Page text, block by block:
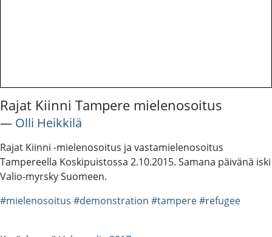
Rajat Kiinni Tampere mielenosoitus
― Olli Heikkilä
Rajat Kiinni -mielenosoitus ja vastamielenosoitus
Tampereella Koskipuistossa 2.10.2015. Samana päivänä iski
Valio-myrsky Suomeen.
#mielenosoitus #demonstration #tampere#refugee